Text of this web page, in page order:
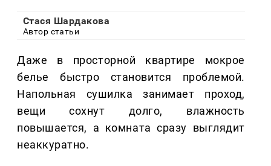
Стася Шардакова
Автор статьи
Даже в просторной квартире мокрое
белье быстро становится проблемой.
Напольная сушилка занимает проход,
вещи сохнут долго, влажность
повышается, а комната сразу выглядит
неаккуратно.